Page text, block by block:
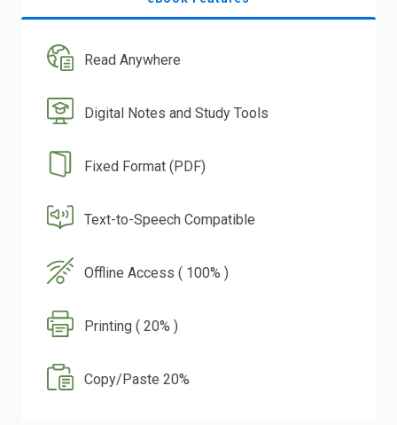
Read Anywhere
Digital Notes and Study Tools
Fixed Format (PDF)
Text-to-Speech Compatible
Offline Access ( 100% )
Printing ( 20% )
Copy/Paste 20%